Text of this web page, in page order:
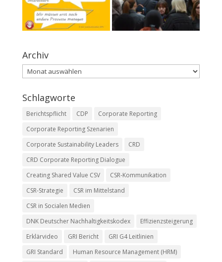
Archiv
Archiv
Schlagworte
Berichtspflicht CDP
Corporate Reporting
Corporate Reporting Szenarien
Corporate Sustainability Leaders
CRD
CRD Corporate Reporting Dialogue
Creating Shared Value CSV
CSR-Kommunikation
CSR-Strategie
CSR im Mittelstand
CSR in Socialen Medien
DNK Deutscher Nachhaltigkeitskodex
Effizienzsteigerung
Erklärvideo
GRI Bericht
GRI G4 Leitlinien
GRI Standard
Human Resource Management (HRM)